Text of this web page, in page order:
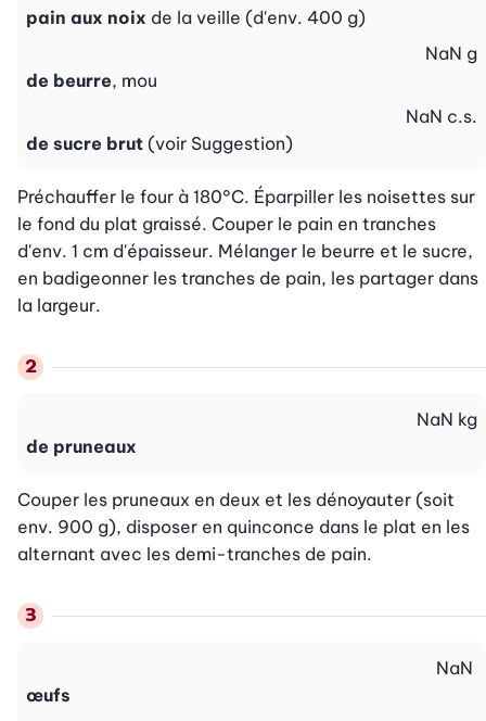
pain aux noix de la veille (d'env. 400 g)
de beurre, mou
NaN g
de sucre brut (voir Suggestion)
NaN c.s.
Préchauffer le four à 180°C. Éparpiller les noisettes sur
le fond du plat graissé. Couper le pain en tranches
d'env. 1 cm d'épaisseur. Mélanger le beurre et le sucre,
en badigeonner les tranches de pain, les partager dans
la largeur.
de pruneaux
NaN kg
Couper les pruneaux en deux et les dénoyauter (soit
env. 900 g), disposer en quinconce dans le plat en les
alternant avec les demi-tranches de pain.
œufs
NaN